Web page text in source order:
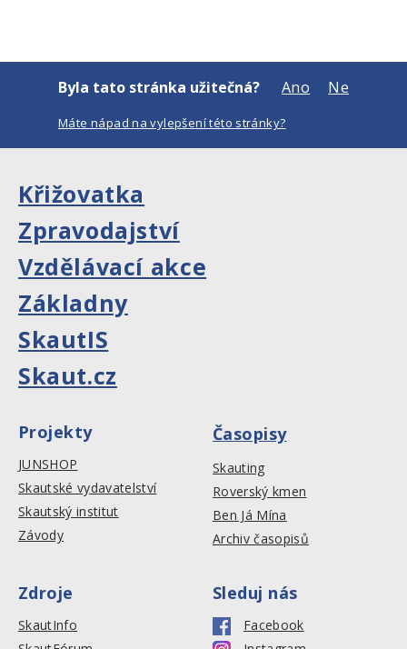
Byla tato stránka užitečná? Ano Ne
Máte nápad na vylepšení této stránky?
Křižovatka
Zpravodajství
Vzdělávací akce
Základny
SkautIS
Skaut.cz
Projekty
JUNSHOP
Skautské vydavatelství
Skautský institut
Závody
Časopisy
Skauting
Roverský kmen
Ben Já Mína
Archiv časopisů
Zdroje
SkautInfo
Sleduj nás
Facebook